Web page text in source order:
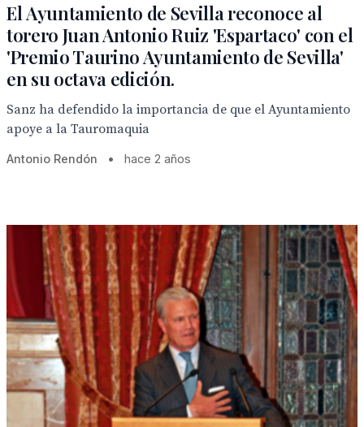
El Ayuntamiento de Sevilla reconoce al
torero Juan Antonio Ruiz 'Espartaco' con el
'Premio Taurino Ayuntamiento de Sevilla'
en su octava edición.
Sanz ha defendido la importancia de que el Ayuntamiento
apoye a la Tauromaquia
Antonio Rendón • hace 2 años